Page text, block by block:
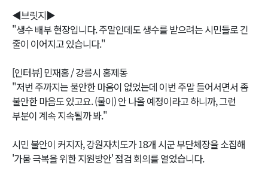
◀브릿지▶
"생수 배부 현장입니다. 주말인데도 생수를 받으려는 시민들로 긴
줄이 이어지고 있습니다."
[인터뷰] 민재홍 / 강릉시 홍제동
"저번 주까지는 불안한 마음이 없었는데 이번 주말 들어서면서 좀
불안한 마음도 있고요. (물이) 안 나올 예정이라고 하니까, 그런
부분이 계속 지속될까 봐."
시민 불안이 커지자, 강원자치도가 18개 시군 부단체장을 소집해
'가뭄 극복을 위한 지원방안' 점검 회의를 열었습니다.